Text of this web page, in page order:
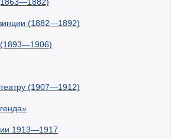
(1882—1892)
(1893—1906)
(1907—1912)
1913—1917